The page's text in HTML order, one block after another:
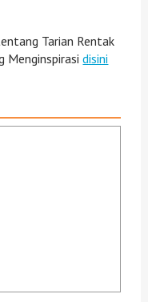
Tarian Rentak
Menginspirasidisini